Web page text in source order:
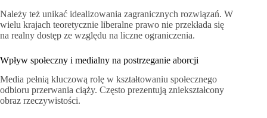
Należy też unikać idealizowania zagranicznych rozwiązań. W
wielu krajach teoretycznie liberalne prawo nie przekłada się
na realny dostęp ze względu na liczne ograniczenia.
Wpływ społeczny i medialny na postrzeganie aborcji
Media pełnią kluczową rolę w kształtowaniu społecznego
odbioru przerwania ciąży. Często prezentują zniekształcony
obraz rzeczywistości.